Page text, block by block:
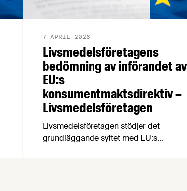
Livsmedelsföretagens
bedömning av införandet av
EU:s
konsumentmaktsdirektiv –
Livsmedelsföretagen
7 APRIL 2026
Livsmedelsföretagen stödjer det
grundläggande syftet med EU:s